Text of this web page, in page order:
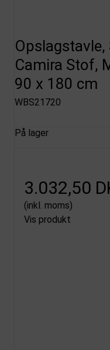
Camira Stof,
90 x 180 cm
WBS21720
På lager
3.032,50
(inkl. moms)
Vis produkt